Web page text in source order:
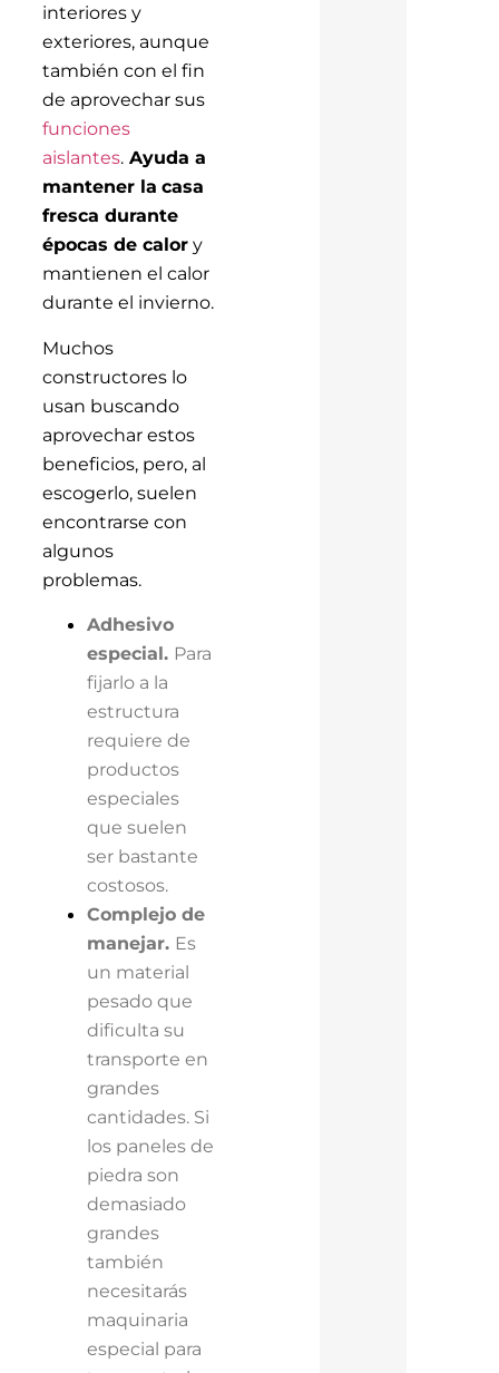
interiores y
exteriores, aunque
también con el fin
de aprovechar sus
funciones
aislantes.Ayuda a
mantener la casa
fresca durante
épocas de calory
mantienen el calor
durante el invierno.
Muchos
constructores lo
usan buscando
aprovechar estos
beneficios, pero, al
escogerlo, suelen
encontrarse con
algunos
problemas.
Adhesivo
especial. Para
fijarlo a la
estructura
requiere de
productos
especiales
que suelen
ser bastante
costosos.
Complejo de
manejar. Es
un material
pesado que
dificulta su
transporte en
grandes
cantidades. Si
los paneles de
piedra son
demasiado
grandes
también
necesitarás
maquinaria
especial para